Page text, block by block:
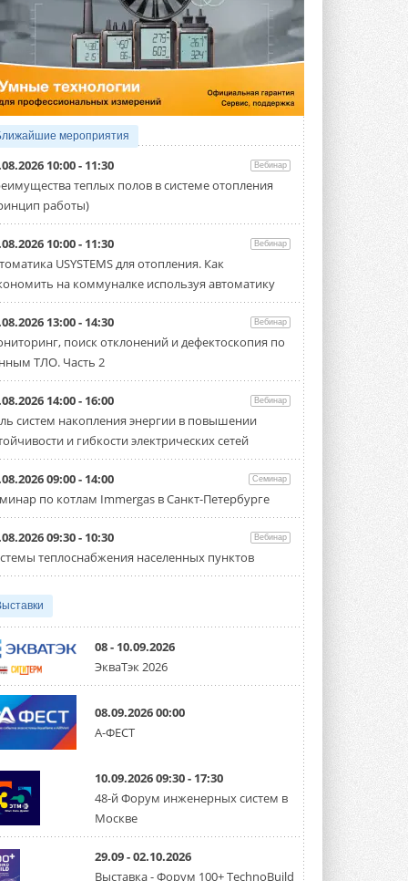
«РУСКЛИМАТ Fest 2026» в Уфе
собрал свыше 700 профи
климатической отрасли
Организатором выступил торгово-
производственный холдинг ...
3 АВГУСТА 2026
«Датарк» испытал модульный
ЦОД с плотностью 54 кВт на
стойку
Испытания прошли на собственной
производственной площадке и были ...
3 АВГУСТА 2026
Samsung выпускает VRF-
систему DVM на R32
Линейка включает семь типоразмеров
производительностью от 22,4 до 56 кВт.
Суммарная длина трубопроводов ...
«СиСофт Девелопмент» подвел
итоги конкурса студенческих
проектов «ТИМ-лидеры 2026»
Новый сезон конкурса «ТИМ-лидеры»
стартует уже в сентябре 2026 года ...
3 АВГУСТА 2026
«Русклимат» укрепляет
партнёрство за Уралом
Президент Омского землячества в
Москве Михаил Тимошенко посетил
Омск с трёхдневным рабочим визитом ...
Carrier модернизирует
флагманский чиллер AquaEdge
работающую на хладагенте R1234ze ...
Mitsubishi расширяет
направление систем
Mitsubishi Electric создаёт в США новую
компанию MEHITS US Inc. ...
США запретили использование
иностранных инверторов
28 июля 2026 года Федеральная
комиссия по связи США (FCC) обновила
свой специальный перечень Covered ...
31 ИЮЛЯ 2026
мероприятия
10:00 - 11:30 Вебинар
теплых полов в системе отопления
работы)
10:00 - 11:30 Вебинар
USYSTEMS для отопления. Как
на коммуналке используя автоматику
13:00 - 14:30 Вебинар
поиск отклонений и дефектоскопия по
ТЛО. Часть 2
14:00 - 16:00 Вебинар
систем накопления энергии в повышении
и гибкости электрических сетей
09:00 - 14:00 Семинар
по котлам Immergas в Санкт-Петербурге
09:30 - 10:30 Вебинар
теплоснабжения населенных пунктов
08 - 10.09.2026
ЭкваТэк 2026
08.09.2026 00:00
А-ФЕСТ
10.09.2026 09:30 - 17:30
48-й Форум инженерных систем в
Москве
29.09 - 02.10.2026
Выставка - Форум 100+ TechnoBuild